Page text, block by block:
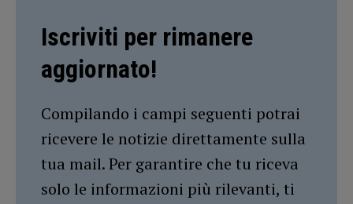
Iscriviti per rimanere
aggiornato!
Compilando i campi seguenti potrai
ricevere le notizie direttamente sulla
tua mail. Per garantire che tu riceva
solo le informazioni più rilevanti, ti